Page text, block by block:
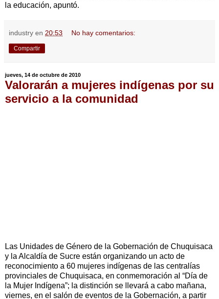
la educación, apuntó.
industry en 20:53 No hay comentarios:
Compartir
jueves, 14 de octubre de 2010
Valorarán a mujeres indígenas por su
servicio a la comunidad
Las Unidades de Género de la Gobernación de Chuquisaca
y la Alcaldía de Sucre están organizando un acto de
reconocimiento a 60 mujeres indígenas de las centralías
provinciales de Chuquisaca, en conmemoración al “Día de
la Mujer Indígena”; la distinción se llevará a cabo mañana,
viernes, en el salón de eventos de la Gobernación, a partir